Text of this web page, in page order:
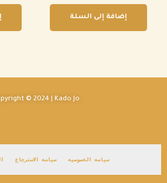
إضافة إلى السلة
© 2024 | Kado Jo
سياسه الخصوصيه سياسه الاسترجاع